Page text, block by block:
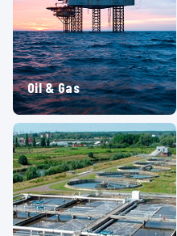
Oil & Gas